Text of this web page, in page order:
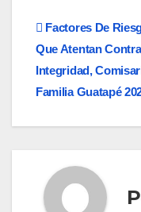
de
entradas
Factores De
Que Atentan
Integridad,
Familia Guatapé